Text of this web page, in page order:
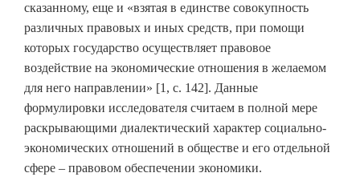
сказанному, еще и «взятая в единстве совокупность
различных правовых и иных средств, при помощи
которых государство осуществляет правовое
воздействие на экономические отношения в желаемом
для него направлении» [1, с. 142]. Данные
формулировки исследователя считаем в полной мере
раскрывающими диалектический характер социально-
экономических отношений в обществе и его отдельной
сфере – правовом обеспечении экономики.